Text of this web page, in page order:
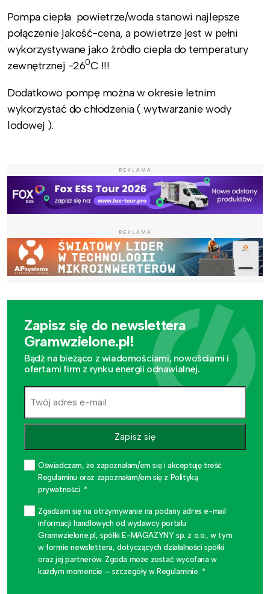
Pompa ciepła powietrze/woda stanowi najlepsze
połączenie jakość-cena, a powietrze jest w pełni
wykorzystywane jako źródło ciepła do temperatury
zewnętrznej -260C !!!
Dodatkowo pompę można w okresie letnim
wykorzystać do chłodzenia ( wytwarzanie wody
lodowej ).
REKLAMA
REKLAMA
Zapisz się do newslettera
Gramwzielone.pl!
Bądź na bieżąco z wiadomościami, nowościami i
ofertami firm z rynku energii odnawialnej.
Zapisz się
Oświadczam, że zapoznałam/em się i akceptuję treść
Regulaminu oraz zapoznałam/em się z Polityką
prywatności. *
Zgadzam się na otrzymywanie na podany adres e-mail
informacji handlowych od wydawcy portalu
Gramwzielone.pl, spółki E-MAGAZYNY sp. z o.o., w tym
w formie newslettera, dotyczących działalności spółki
oraz jej partnerów. Zgoda może zostać wycofana w
każdym momencie – szczegóły w Regulaminie. *